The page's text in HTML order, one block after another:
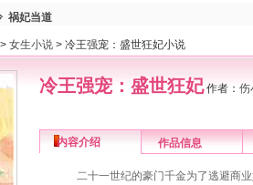
祸妃当道
> 女生小说 > 冷王强宠：盛世狂妃小说
冷王强宠：盛世狂妃作者： 伤
内容介绍 作品信息
二十一世纪的豪门千金为了逃避商业